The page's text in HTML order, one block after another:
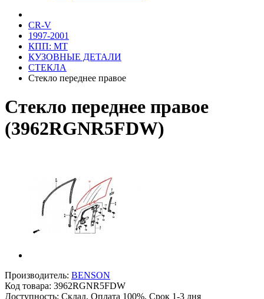
CR-V
1997-2001
КПП: MT
КУЗОВНЫЕ ДЕТАЛИ
СТЕКЛА
Стекло переднее правое
Стекло переднее правое
(3962RGNR5FDW)
Производитель: BENSON
Код товара: 3962RGNR5FDW
Доступность: Склад. Оплата 100%. Срок 1-3 дня